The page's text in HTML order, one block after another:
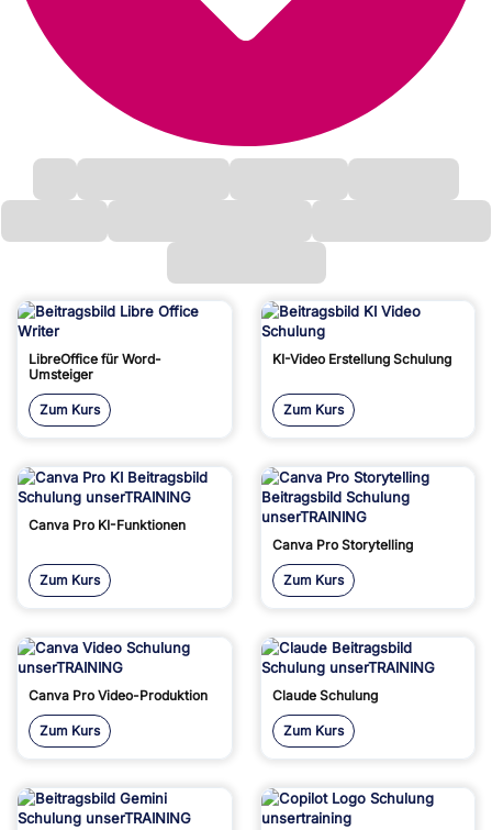
LibreOffice für Word-
Umsteiger
Zum Kurs
KI-Video Erstellung Schulung
Zum Kurs
Canva Pro KI-Funktionen
Zum Kurs
Canva Pro Storytelling
Zum Kurs
Canva Pro Video-Produktion
Zum Kurs
Claude Schulung
Zum Kurs